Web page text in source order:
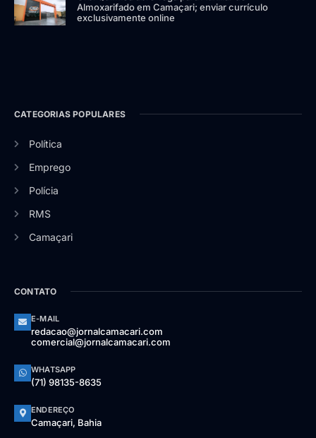
Almoxarifado em Camaçari; enviar currículo
exclusivamente online
CATEGORIAS POPULARES
Política
Emprego
Polícia
RMS
Camaçari
CONTATO
E-MAIL
redacao@jornalcamacari.com
comercial@jornalcamacari.com
WHATSAPP
(71) 98135-8635
ENDEREÇO
Camaçari, Bahia